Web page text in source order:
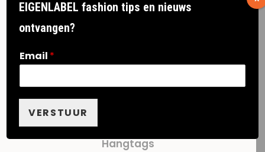
Woven labels
Om je kleding uniek en onderscheidend te
Hangtags
EIGENLABEL fashion tips en nieuws
ontvangen?
Email *
VERSTUUR